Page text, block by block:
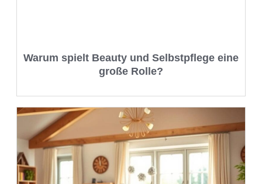
Warum spielt Beauty und Selbstpflege eine
große Rolle?